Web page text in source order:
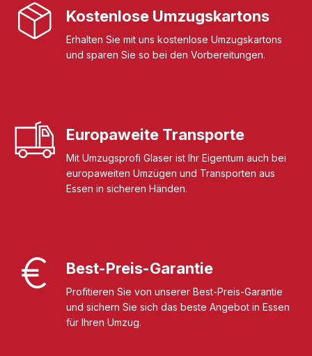
Kostenlose Umzugskartons
Erhalten Sie mit uns kostenlose Umzugskartons
und sparen Sie so bei den Vorbereitungen.
Europaweite Transporte
Mit Umzugsprofi Glaser ist Ihr Eigentum auch bei
europaweiten Umzügen und Transporten aus
Essen in sicheren Händen.
Best-Preis-Garantie
Profitieren Sie von unserer Best-Preis-Garantie
und sichern Sie sich das beste Angebot in Essen
für Ihren Umzug.